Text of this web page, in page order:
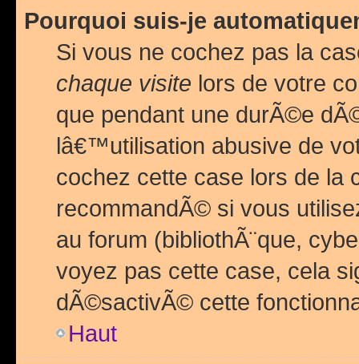
Pourquoi suis-je
Si vous ne cochez pas la
chaque visite lors de votre
que pendant une durÃ©e
lâ€™utilisation abusive de
cochez cette case lors de
recommandÃ© si vous
au forum (bibliothÃ¨que,
voyez pas cette case, cela
dÃ©sactivÃ© cette
Haut